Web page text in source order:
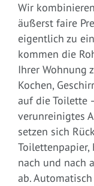
Wir
äußerst faire
eigentlich zu
kommen die
Ihrer Wohnung
Kochen,
auf die Toilette
verunreinigtes
setzen sich
Toilettenpapier,
nach und nach
ab.